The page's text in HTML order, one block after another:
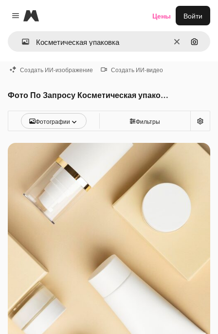
Close menu
Magnific
ОчиститьПоиск
Цены Войти
Создать ИИ-изображение Создать ИИ-видео
Фото По Запросу Косметическая упаковка
Фотографии Фильтры